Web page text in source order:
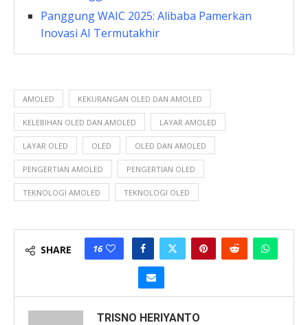
Panggung WAIC 2025: Alibaba Pamerkan
Inovasi AI Termutakhir
AMOLED KEKURANGAN OLED DAN AMOLED
KELEBIHAN OLED DAN AMOLED LAYAR AMOLED
LAYAR OLED OLED OLED DAN AMOLED
PENGERTIAN AMOLED PENGERTIAN OLED
TEKNOLOGI AMOLED TEKNOLOGI OLED
SHARE 16
TRISNO HERIYANTO